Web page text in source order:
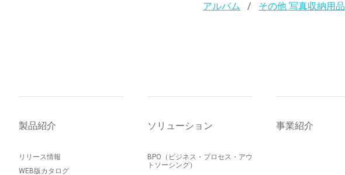
アルバム その他 写真収納用品
製品紹介
リリース情報
WEB版カタログ
ソリューション
BPO（ビジネス・プロセス・アウ
トソーシング）
事業紹介